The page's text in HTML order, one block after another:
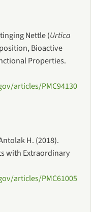
Nettle (Urtica
Bioactive
Properties.
articles/PMC94130
H. (2018).
with Extraordinary
articles/PMC61005